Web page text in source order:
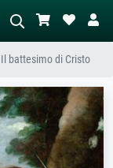
immagini AI
– es. prato verde,
molto rosso, dipinto a
in piedi vicino a un
albero.
Il battesimo di Cristo